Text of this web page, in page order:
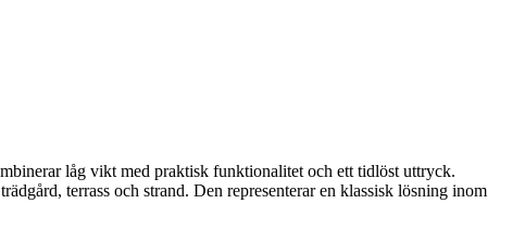
låg vikt med praktisk funktionalitet och ett tidlöst uttryck.
terrass och strand. Den representerar en klassisk lösning inom